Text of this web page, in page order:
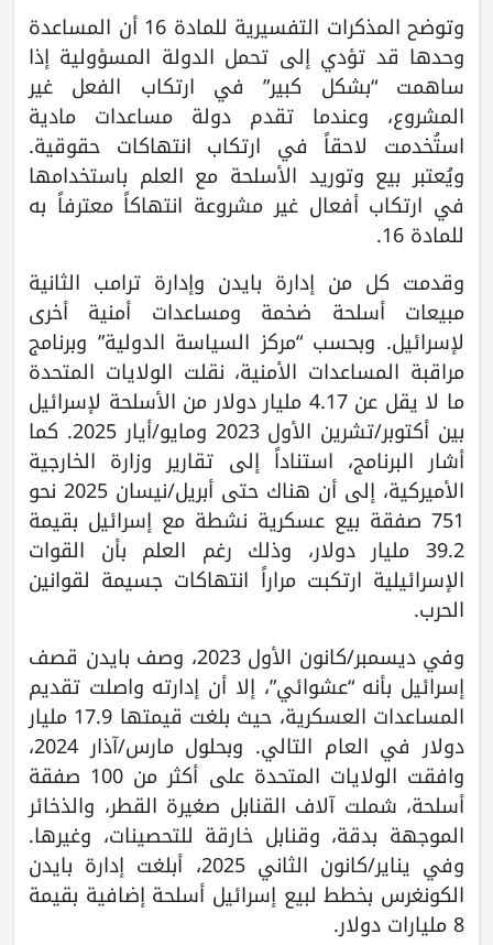
وتوضح المذكرات التفسيرية للمادة 16 أن المساعدة
وحدها قد تؤدي إلى تحمل الدولة المسؤولية إذا
ساهمت “بشكل كبير” في ارتكاب الفعل غير
المشروع، وعندما تقدم دولة مساعدات مادية
استُخدمت لاحقاً في ارتكاب انتهاكات حقوقية.
ويُعتبر بيع وتوريد الأسلحة مع العلم باستخدامها
في ارتكاب أفعال غير مشروعة انتهاكاً معترفاً به
للمادة 16.
وقدمت كل من إدارة بايدن وإدارة ترامب الثانية
مبيعات أسلحة ضخمة ومساعدات أمنية أخرى
لإسرائيل. وبحسب “مركز السياسة الدولية” وبرنامج
مراقبة المساعدات الأمنية، نقلت الولايات المتحدة
ما لا يقل عن 4.17 مليار دولار من الأسلحة لإسرائيل
بين أكتوبر/تشرين الأول 2023 ومايو/أيار 2025. كما
أشار البرنامج، استناداً إلى تقارير وزارة الخارجية
الأميركية، إلى أن هناك حتى أبريل/نيسان 2025 نحو
751 صفقة بيع عسكرية نشطة مع إسرائيل بقيمة
39.2 مليار دولار، وذلك رغم العلم بأن القوات
الإسرائيلية ارتكبت مراراً انتهاكات جسيمة لقوانين
الحرب.
وفي ديسمبر/كانون الأول 2023، وصف بايدن قصف
إسرائيل بأنه “عشوائي”، إلا أن إدارته واصلت تقديم
المساعدات العسكرية، حيث بلغت قيمتها 17.9 مليار
دولار في العام التالي. وبحلول مارس/آذار 2024،
وافقت الولايات المتحدة على أكثر من 100 صفقة
أسلحة، شملت آلاف القنابل صغيرة القطر، والذخائر
الموجهة بدقة، وقنابل خارقة للتحصينات، وغيرها.
وفي يناير/كانون الثاني 2025، أبلغت إدارة بايدن
الكونغرس بخطط لبيع إسرائيل أسلحة إضافية بقيمة
8 مليارات دولار.